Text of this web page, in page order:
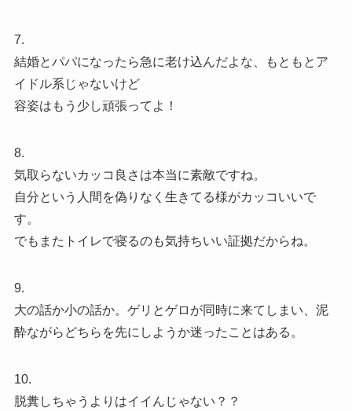
7.
結婚とパパになったら急に老け込んだよな、もともとア
イドル系じゃないけど
容姿はもう少し頑張ってよ！
8.
気取らないカッコ良さは本当に素敵ですね。
自分という人間を偽りなく生きてる様がカッコいいで
す。
でもまたトイレで寝るのも気持ちいい証拠だからね。
9.
大の話か小の話か。ゲリとゲロが同時に来てしまい、泥
酔ながらどちらを先にしようか迷ったことはある。
10.
脱糞しちゃうよりはイイんじゃない？？